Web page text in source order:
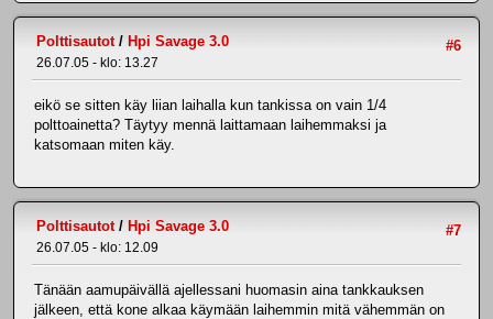
#6
Polttisautot/ Hpi Savage 3.0
26.07.05 - klo: 13.27
eikö se sitten käy liian laihalla kun tankissa on vain 1/4
polttoainetta? Täytyy mennä laittamaan laihemmaksi ja
katsomaan miten käy.
#7
Polttisautot/ Hpi Savage 3.0
26.07.05 - klo: 12.09
Tänään aamupäivällä ajellessani huomasin aina tankkauksen
jälkeen, että kone alkaa käymään laihemmin mitä vähemmän on